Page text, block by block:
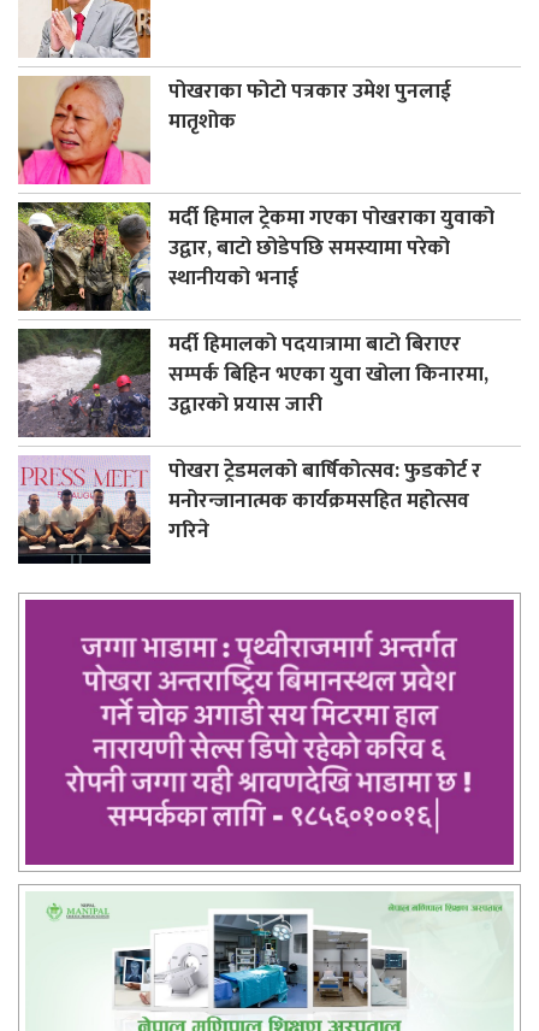
पोखराका फोटो पत्रकार उमेश पुनलाई
मातृशोक
मर्दी हिमाल ट्रेकमा गएका पोखराका युवाको
उद्वार, बाटो छोडेपछि समस्यामा परेको
स्थानीयको भनाई
मर्दी हिमालको पदयात्रामा बाटो बिराएर
सम्पर्क बिहिन भएका युवा खोला किनारमा,
उद्वारको प्रयास जारी
पोखरा ट्रेडमलको बार्षिकोत्सव: फुडकोर्ट र
मनोरन्जानात्मक कार्यक्रमसहित महोत्सव
गरिने